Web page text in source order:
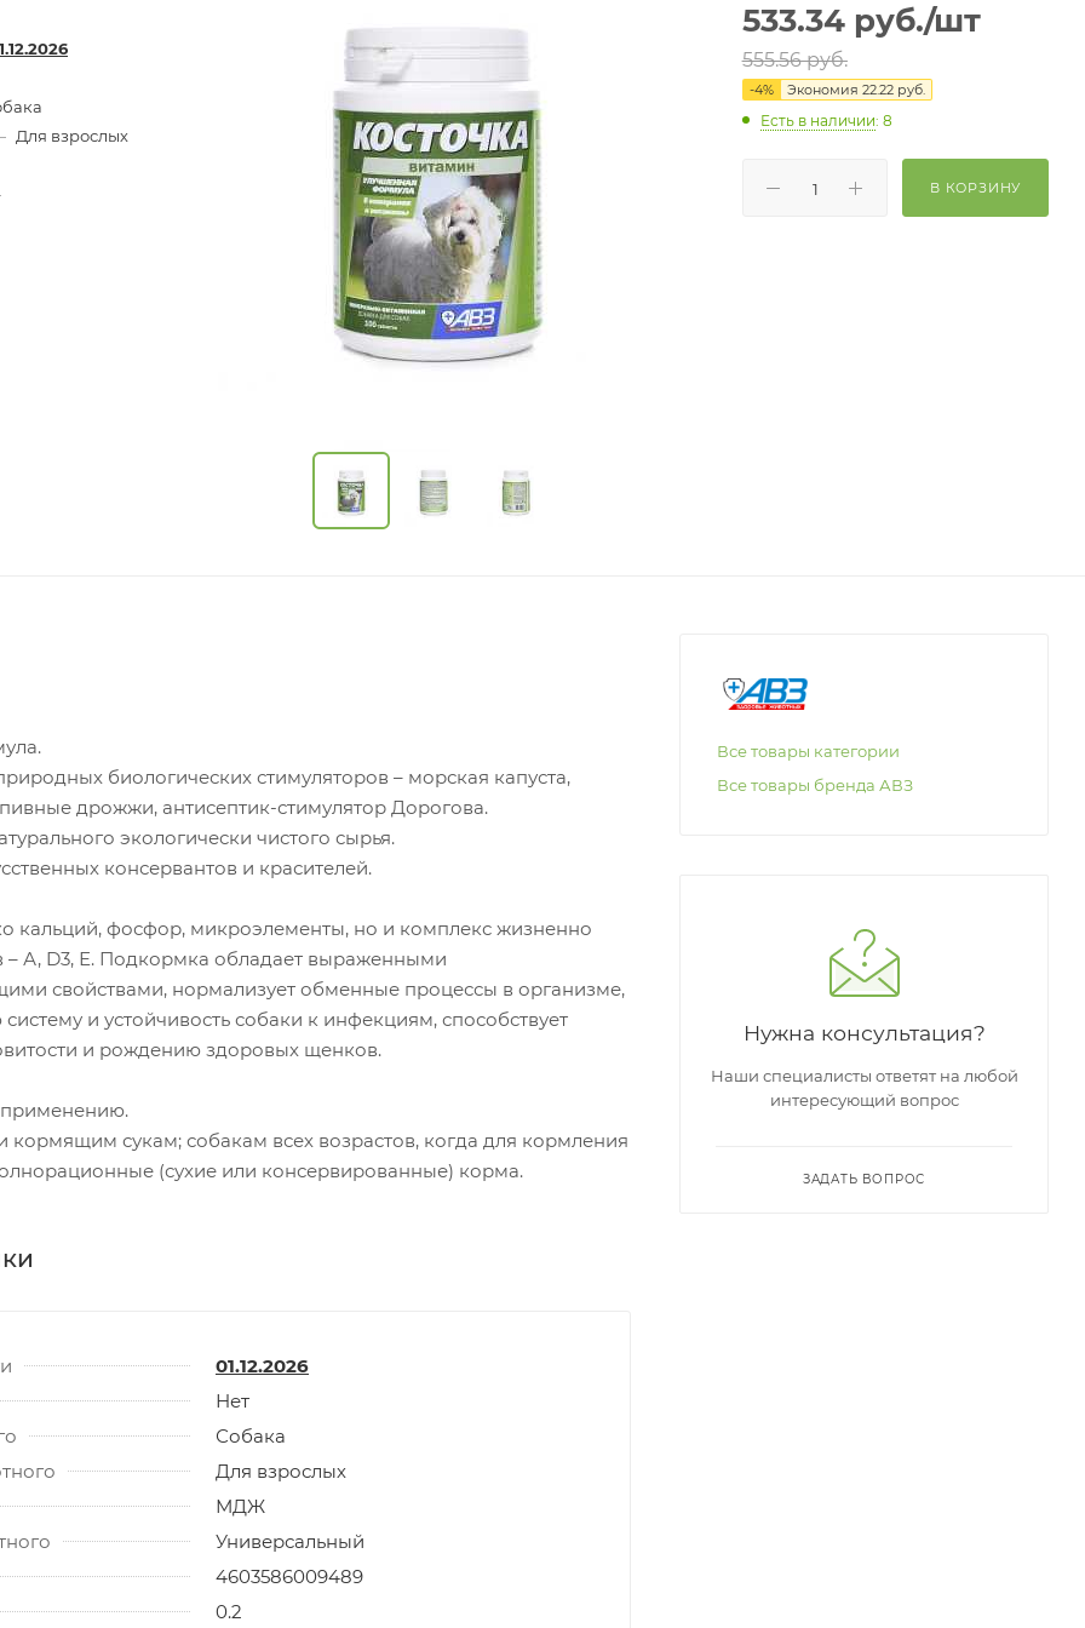
Для взрослых
533.34руб./шт
555.56руб.
-4% Экономия 22.22руб.
Есть в наличии: 8
В КОРЗИНУ
биологических стимуляторов – морская капуста,
дрожжи, антисептик-стимулятор Дорогова.
экологически чистого сырья.
консервантов и красителей.
кальций, фосфор, микроэлементы, но и комплекс жизненно
А, D3, Е. Подкормка обладает выраженными
свойствами, нормализует обменные процессы в организме,
и устойчивость собаки к инфекциям, способствует
и рождению здоровых щенков.
сукам; собакам всех возрастов, когда для кормления
(сухие или консервированные) корма.
01.12.2026
Нет
Собака
Для взрослых
МДЖ
Универсальный
4603586009489
0.2
Все товары категории
Все товары бренда АВЗ
Нужна консультация?
Наши специалисты ответят на любой
интересующий вопрос
ЗАДАТЬ ВОПРОС